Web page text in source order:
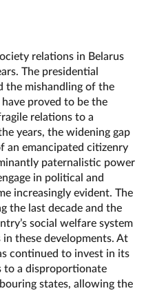
relations in Belarus
The presidential
the mishandling of the
proved to be the
relations to a
years, the widening gap
an emancipated citizenry
paternalistic power
in political and
increasingly evident. The
the last decade and the
social welfare system
these developments. At
continued to invest in its
to a disproportionate
states, allowing the